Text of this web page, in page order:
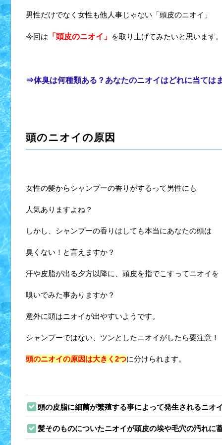
男性だけでなく女性も他人事じゃない「頭皮のニオイ」
今回は 「頭皮のニオイ」 を取り上げてみたいと思います。
⇒体臭は何種類ある？あなたのニオイはどれに当ては
頭のニオイの原因
女性の髪からシャンプーの香りがするって男性にも
人気ありますよね？
しかし、シャンプーの香りはしても本当にあなたの頭は
臭くない！と言えますか？
汗や皮脂が出る夕方以降に、頭皮を指でこすってニオイを
嗅いでみた事ありますか？
意外に頭はニオイが出やすいようです。
シャンプーではない、ツンとしたニオイがしたら要注意！
頭のニオイの原因は大きく2つに分けられます。
頭の皮脂に細菌が繁殖する事によって発生されるニオイ
髪そのものについたニオイが頭皮の埃や毛穴の汚れに